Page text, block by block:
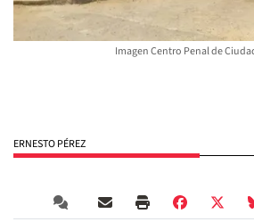
Imagen Centro Penal de
ERNESTO PÉREZ